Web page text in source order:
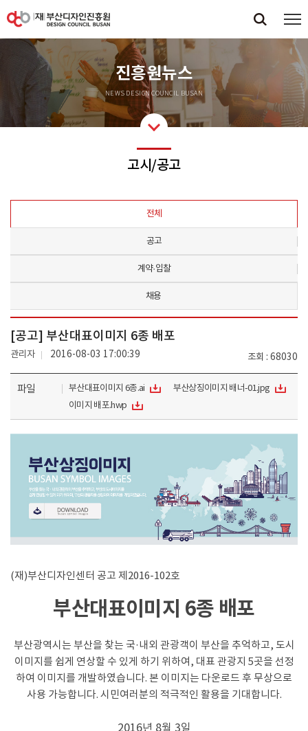
진흥원뉴스
NEWS DESIGN COUNCIL BUSAN
고시/공고
전체
공고
계약·입찰
채용
[공고] 부산대표이미지 6종 배포
조회 68030
관리자 2016-08-03 17:00:39
파일 부산대표이미지 6종.ai
부산상징이미지 배너-01.jpg
이미지 배포.hwp
(재)부산디자인센터 공고 제2016-102호
부산대표이미지 6종 배포
부산광역시는 부산을 찾는 국·내외 관광객이 부산을 추억하고, 도시
이미지를 쉽게 연상할 수 있게 하기 위하여, 대표 관광지 5곳을 선정
하여 이미지를 개발하였습니다. 본 이미지는 다운로드 후 무상으로
사용 가능합니다. 시민여러분의 적극적인 활용을 기대합니다.
2016년 8월 3일